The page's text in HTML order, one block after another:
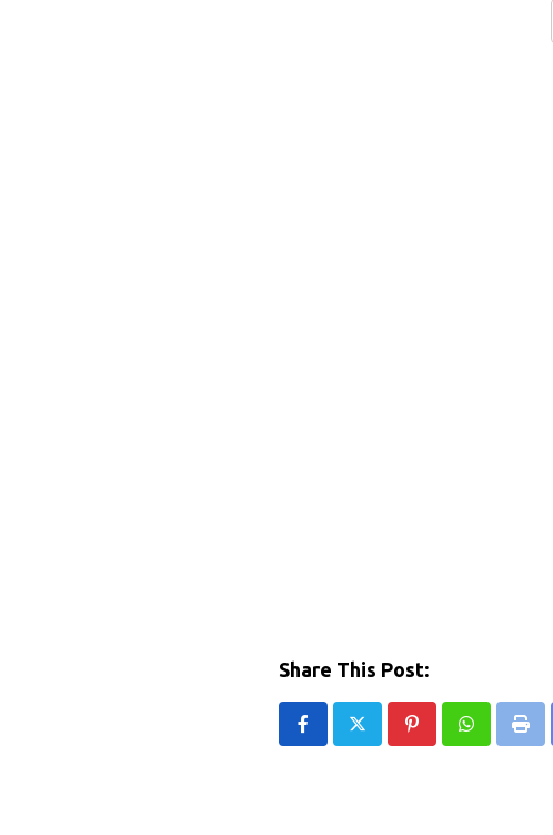
Share This Post:
PinterestWhatsappPrint